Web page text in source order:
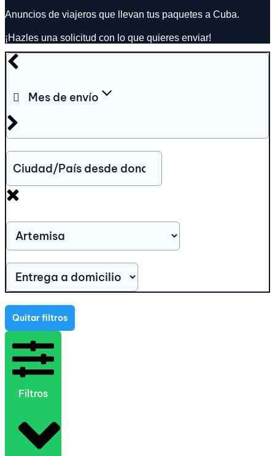
Anuncios de viajeros que llevan tus paquetes a Cuba.
¡Hazles una solicitud con lo que quieres enviar!
Mes de envío
Quitar filtros
Filtros